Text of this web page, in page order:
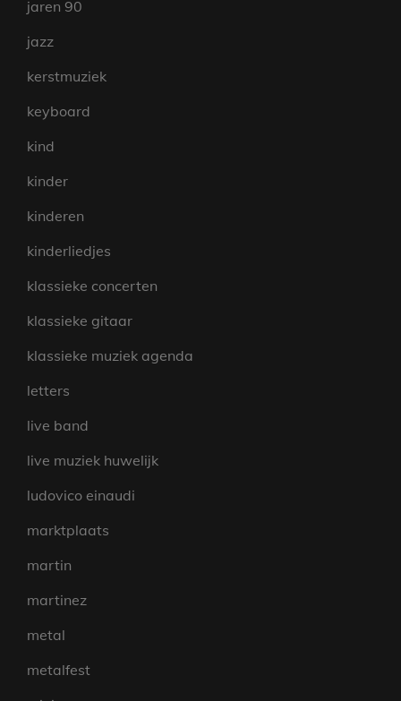
jaren 90
jazz
kerstmuziek
keyboard
kind
kinder
kinderen
kinderliedjes
klassieke concerten
klassieke gitaar
klassieke muziek agenda
letters
live band
live muziek huwelijk
ludovico einaudi
marktplaats
martin
martinez
metal
metalfest